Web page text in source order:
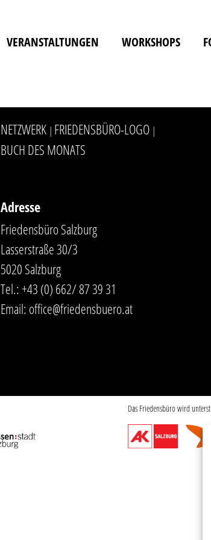
VERANSTALTUNGEN WORKSHOPS
NETZWERK | FRIEDENSBÜRO-LOGO |
BUCH DES MONATS
Adresse
Friedensbüro Salzburg
Lasserstraße 30/3
5020 Salzburg
Tel.:+43 (0) 662/ 87 39 31
Email: office@friedensbuero.at
Das Friedensbüro wird